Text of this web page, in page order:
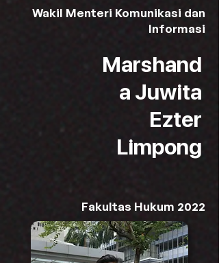
Wakil Menteri Komunikasi dan
Informasi
Marshand
a Juwita
Ezter
Limpong
Fakultas Hukum 2022